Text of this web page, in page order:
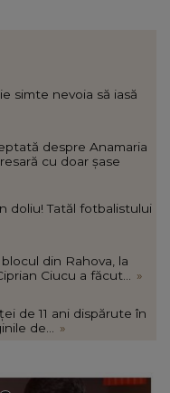
simte nevoia să iasă
despre Anamaria
cu doar șase
doliu! Tatăl fotbalistului
din Rahova, la
Ciucu a făcut...
»
de 11 ani dispărute în
de...
»